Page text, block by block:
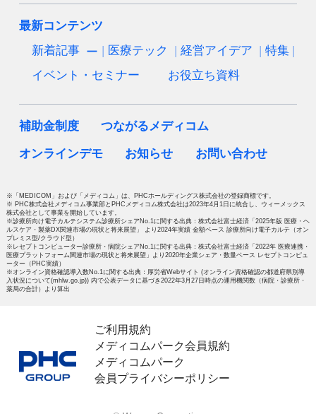
最新コンテンツ
新着記事
医療テック 経営アイデア
特集
イベント・セミナー
お役立ち資料
補助金制度 つながるメディコム
オンラインデモ お知らせ お問い合わせ
※「MEDICOM」および「メディコム」は、PHCホールディングス株式会社の登録商標です。
※ PHC株式会社メディコム事業部とPHCメディコム株式会社は2023年4月1日に統合し、ウィーメックス
株式会社として事業を開始しています。
※診療所向け電子カルテシステム診療所シェアNo.1に関する出典：株式会社富士経済「2025年版 医療・ヘ
ルスケア・製薬DX関連市場の現状と将来展望」 より2024年実績 金額ベース 診療所向け電子カルテ（オン
プレミス型/クラウド型）
※レセプトコンピューター診療所・病院シェアNo.1に関する出典：株式会社富士経済「2022年 医療連携・
医療プラットフォーム関連市場の現状と将来展望」より2020年企業シェア・数量ベース レセプトコンピュ
ーター（PHC実績）
※オンライン資格確認導入数No.1に関する出典：厚労省Webサイト (オンライン資格確認の都道府県別導
入状況について(mhlw.go.jp)) 内で公表データに基づき2022年3月27日時点の運用機関数（病院・診療所・
薬局の合計）より算出
ご利用規約
メディコムパーク会員規約
メディコムパーク
会員プライバシーポリシー